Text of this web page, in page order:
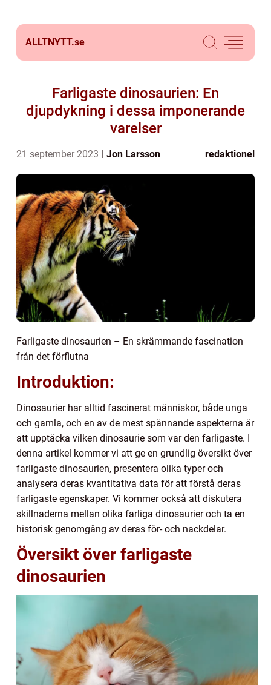
ALLTNYTT.se
Farligaste dinosaurien: En
djupdykning i dessa imponerande
varelser
21 september 2023 Jon Larsson redaktionel
Farligaste dinosaurien – En skrämmande fascination
från det förflutna
Introduktion:
Dinosaurier har alltid fascinerat människor, både unga
och gamla, och en av de mest spännande aspekterna är
att upptäcka vilken dinosaurie som var den farligaste. I
denna artikel kommer vi att ge en grundlig översikt över
farligaste dinosaurien, presentera olika typer och
analysera deras kvantitativa data för att förstå deras
farligaste egenskaper. Vi kommer också att diskutera
skillnaderna mellan olika farliga dinosaurier och ta en
historisk genomgång av deras för- och nackdelar.
Översikt över farligaste
dinosaurien